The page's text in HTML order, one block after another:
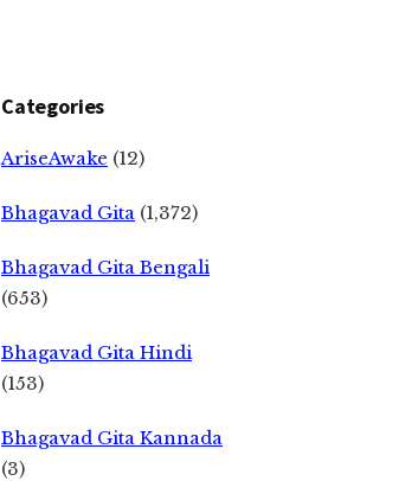
Categories
AriseAwake (12)
Bhagavad Gita (1,372)
Bhagavad Gita Bengali
(653)
Bhagavad Gita Hindi
(153)
Bhagavad Gita Kannada
(3)